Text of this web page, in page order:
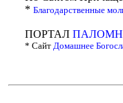
* Благодарственные
ПОРТАЛ
* Сайт Домашнее